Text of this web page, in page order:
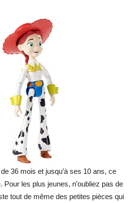
36 mois et jusqu’à ses 10 ans, ce
Pour les plus jeunes, n’oubliez pas de
tout de même des petites pièces qui